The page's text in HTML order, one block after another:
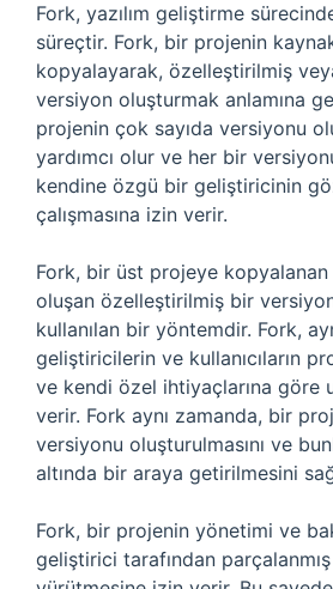
Fork, yazılım geliştirme
süreçtir. Fork, bir projenin
kopyalayarak, özelleştirilmiş
versiyon oluşturmak anlamına
projenin çok sayıda versiyonu
yardımcı olur ve her bir
kendine özgü bir geliştiricinin
çalışmasına izin verir.
Fork, bir üst projeye
oluşan özelleştirilmiş bir
kullanılan bir yöntemdir. Fork,
geliştiricilerin ve kullanıcıların
ve kendi özel ihtiyaçlarına göre
verir. Fork aynı zamanda, bir
versiyonu oluşturulmasını ve
altında bir araya getirilmesini
Fork, bir projenin yönetimi ve
geliştirici tarafından